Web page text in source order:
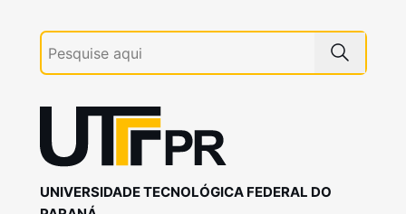
UNIVERSIDADE TECNOLÓGICA FEDERAL DO